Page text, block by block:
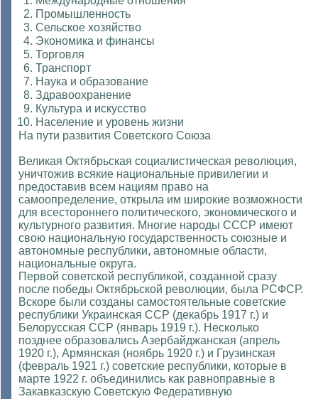
Промышленность
Сельское хозяйство
Экономика и финансы
Торговля
Транспорт
Наука и образование
Здравоохранение
Культура и искусство
Население и уровень жизни
На пути развития Советского Союза
Великая Октябрьская социалистическая революция,
уничтожив всякие национальные привилегии и
предоставив всем нациям право на
самоопределение, открыла им широкие возможности
для всестороннего политического, экономического и
культурного развития. Многие народы СССР имеют
свою национальную государственность союзные и
автономные республики, автономные области,
национальные округа.
Первой советской республикой, созданной сразу
после победы Октябрьской революции, была РСФСР.
Вскоре были созданы самостоятельные советские
республики Украинская ССР (декабрь 1917 г.) и
Белорусская ССР (январь 1919 г.). Несколько
позднее образовались Азербайджанская (апрель
1920 г.), Армянская (ноябрь 1920 г.) и Грузинская
(февраль 1921 г.) советские республики, которые в
марте 1922 г. объединились как равноправные в
Закавказскую Советскую Федеративную